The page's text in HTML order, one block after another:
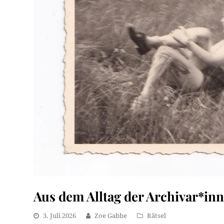
Aus dem Alltag der
3. Juli 2026 Zoe Gabbe Rätsel